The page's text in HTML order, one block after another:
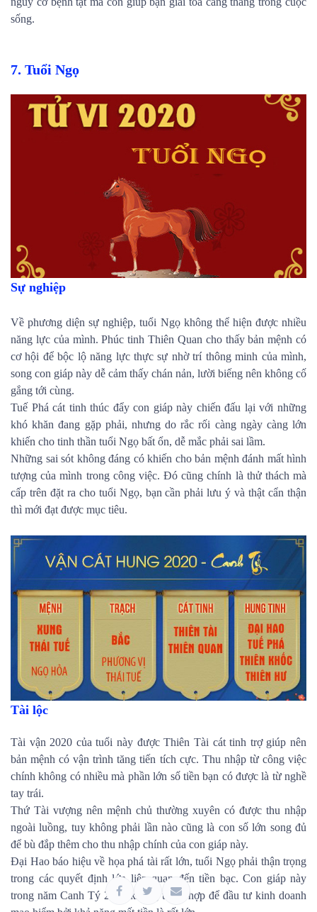
sống.
7. Tuổi Ngọ
Sự nghiệp
Về phương diện sự nghiệp, tuổi Ngọ không thể hiện được nhiều
năng lực của mình. Phúc tinh Thiên Quan cho thấy bản mệnh có
cơ hội để bộc lộ năng lực thực sự nhờ trí thông minh của mình,
song con giáp này dễ cảm thấy chán nản, lười biếng nên không cố
gắng tới cùng.
Tuế Phá cát tinh thúc đẩy con giáp này chiến đấu lại với những
khó khăn đang gặp phải, nhưng do rắc rối càng ngày càng lớn
khiến cho tinh thần tuổi Ngọ bất ổn, dễ mắc phải sai lầm.
Những sai sót không đáng có khiến cho bản mệnh đánh mất hình
tượng của mình trong công việc. Đó cũng chính là thử thách mà
cấp trên đặt ra cho tuổi Ngọ, bạn cần phải lưu ý và thật cẩn thận
thì mới đạt được mục tiêu.
Tài lộc
Tài vận 2020 của tuổi này được Thiên Tài cát tinh trợ giúp nên
bản mệnh có vận trình tăng tiến tích cực. Thu nhập từ công việc
chính không có nhiều mà phần lớn số tiền bạn có được là từ nghề
tay trái.
Thứ Tài vượng nên mệnh chủ thường xuyên có được thu nhập
ngoài luồng, tuy không phải lần nào cũng là con số lớn song đủ
để bù đắp thêm cho thu nhập chính của con giáp này.
Đại Hao báo hiệu về họa phá tài rất lớn, tuổi Ngọ phải thận trọng
trong các quyết định lớn liên quan đến tiền bạc. Con giáp này
trong năm Canh Tý 2020 không thích hợp để đầu tư kinh doanh